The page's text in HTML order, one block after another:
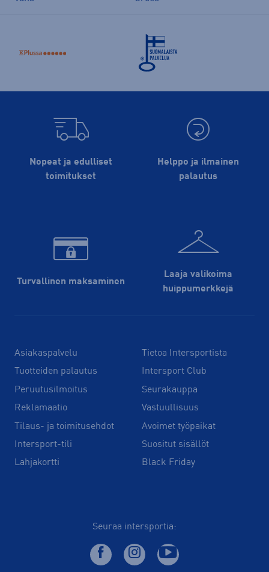
Nopeat ja edulliset
toimitukset
Helppo ja ilmainen
palautus
Turvallinen maksaminen
Laaja valikoima
huippu­merkkejä
Asiakaspalvelu
Tuotteiden palautus
Peruutusilmoitus
Reklamaatio
Tilaus- ja toimitusehdot
Intersport-tili
Lahjakortti
Tietoa Intersportista
Intersport Club
Seurakauppa
Vastuullisuus
Avoimet työpaikat
Suositut sisällöt
Black Friday
Seuraa intersportia: